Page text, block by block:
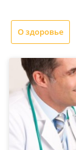
О здоровье